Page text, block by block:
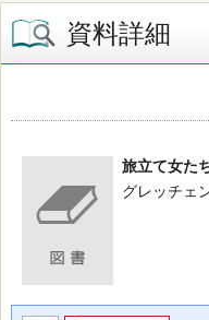
資料詳細
旅立て女た
グレッチェ